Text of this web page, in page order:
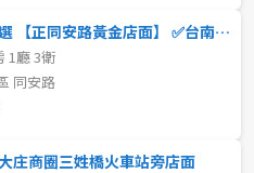
台南買房首選 【正同安路黃金店面】 ✅台南房仲老妹✅
1廳 3衛
同安路
庄商圈三姓橋火車站旁店面